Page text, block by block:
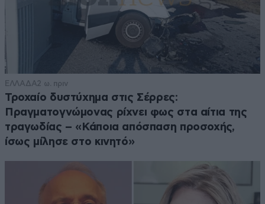
ΕΛΛΑΔΑ2 ω. πριν
Τροχαίο δυστύχημα στις Σέρρες:
Πραγματογνώμονας ρίχνει φως στα αίτια της
τραγωδίας – «Κάποια απόσπαση προσοχής,
ίσως μίλησε στο κινητό»